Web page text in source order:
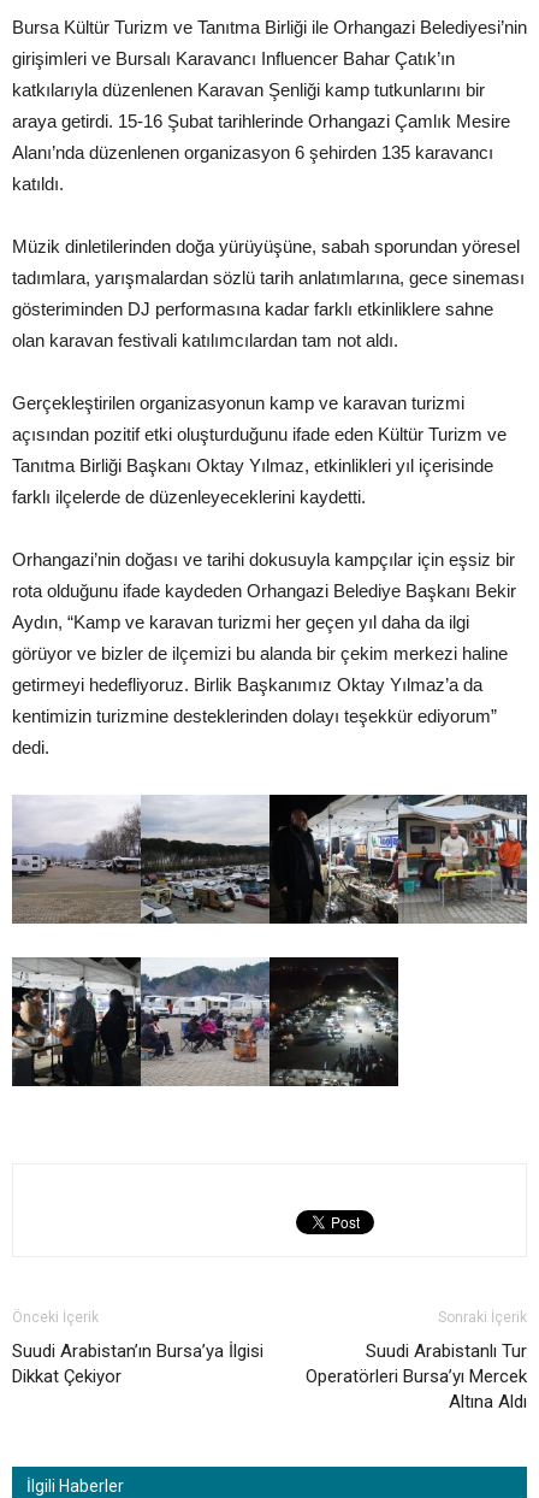
Bursa Kültür Turizm ve Tanıtma Birliği ile Orhangazi Belediyesi’nin
girişimleri ve Bursalı Karavancı Influencer Bahar Çatık’ın
katkılarıyla düzenlenen Karavan Şenliği kamp tutkunlarını bir
araya getirdi. 15-16 Şubat tarihlerinde Orhangazi Çamlık Mesire
Alanı’nda düzenlenen organizasyon 6 şehirden 135 karavancı
katıldı.
Müzik dinletilerinden doğa yürüyüşüne, sabah sporundan yöresel
tadımlara, yarışmalardan sözlü tarih anlatımlarına, gece sineması
gösteriminden DJ performasına kadar farklı etkinliklere sahne
olan karavan festivali katılımcılardan tam not aldı.
Gerçekleştirilen organizasyonun kamp ve karavan turizmi
açısından pozitif etki oluşturduğunu ifade eden Kültür Turizm ve
Tanıtma Birliği Başkanı Oktay Yılmaz, etkinlikleri yıl içerisinde
farklı ilçelerde de düzenleyeceklerini kaydetti.
Orhangazi’nin doğası ve tarihi dokusuyla kampçılar için eşsiz bir
rota olduğunu ifade kaydeden Orhangazi Belediye Başkanı Bekir
Aydın, “Kamp ve karavan turizmi her geçen yıl daha da ilgi
görüyor ve bizler de ilçemizi bu alanda bir çekim merkezi haline
getirmeyi hedefliyoruz. Birlik Başkanımız Oktay Yılmaz’a da
kentimizin turizmine desteklerinden dolayı teşekkür ediyorum”
dedi.
Önceki İçerik
Suudi Arabistan’ın Bursa’ya İlgisi
Dikkat Çekiyor
Sonraki İçerik
Suudi Arabistanlı Tur
Operatörleri Bursa’yı Mercek
Altına Aldı
İlgili Haberler